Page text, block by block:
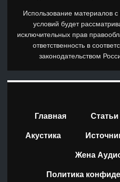
Использование материалов
условий будет
исключительных прав
ответственность в
законодательством
Главная Статьи
Акустика
Жена
Политика